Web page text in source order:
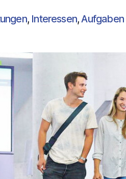
, Interessen,Aufgaben